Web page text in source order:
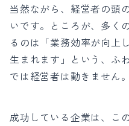
当然ながら、経営者の頭
いです。ところが、多く
るのは「業務効率が向上
生まれます」という、ふ
では経営者は動きません。
成功している企業は、こ